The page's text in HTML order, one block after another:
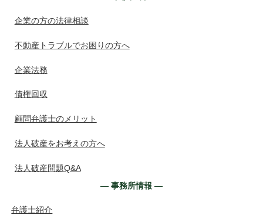
企業の方の法律相談
不動産トラブルでお困りの方へ
企業法務
債権回収
顧問弁護士のメリット
法人破産をお考えの方へ
法人破産問題Q&A
― 事務所情報 ―
弁護士紹介